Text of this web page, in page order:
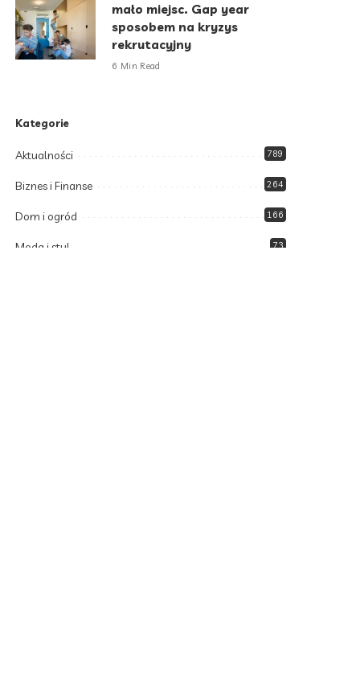
mało miejsc. Gap year
sposobem na kryzys
rekrutacyjny
6 Min Read
Kategorie
Aktualności 789
Biznes i Finanse 264
Dom i ogród 166
Moda i styl 73